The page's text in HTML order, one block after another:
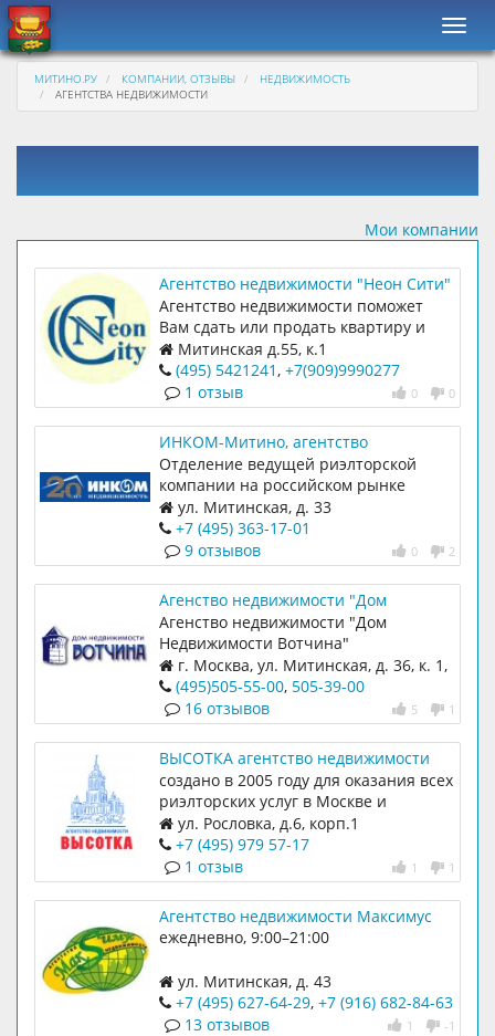
МИТИНО.РУ КОМПАНИИ, ОТЗЫВЫ
НЕДВИЖИМОСТЬ
АГЕНТСТВА НЕДВИЖИМОСТИ
Мои компании
Агентство недвижимости "Неон Сити"
Агентство недвижимости поможет
Вам сдать или продать квартиру и
любую другую недвижимость в СЗАО:
Митино, Строгино, Щукино, Тушино,
Покровском-Стрешнево, Красногорске
и т.д.
Митинская д.55, к.1
(495) 5421241, +7(909)9990277
0 0
1 отзыв
ИНКОМ-Митино, агентство
недвижимости
Отделение ведущей риэлторской
компании на российском рынке
ул. Митинская, д. 33
+7 (495) 363-17-01
0 2
9 отзывов
Агенство недвижимости "Дом
Недвижимости Вотчина"
Агенство недвижимости "Дом
Недвижимости Вотчина"
г. Москва, ул. Митинская, д. 36, к. 1,
ТЦ Ковчег офис 419.
(495)505-55-00, 505-39-00
5 1
16 отзывов
ВЫСОТКА агентство недвижимости
создано в 2005 году для оказания всех
риэлторских услуг в Москве и
Подмосковье
ул. Рословка, д.6, корп.1
+7 (495) 979 57-17
1 1
1 отзыв
Агентство недвижимости Максимус
ежедневно, 9:00–21:00
ул. Митинская, д. 43
+7 (495) 627-64-29, +7 (916) 682-84-63
1 -1
13 отзывов